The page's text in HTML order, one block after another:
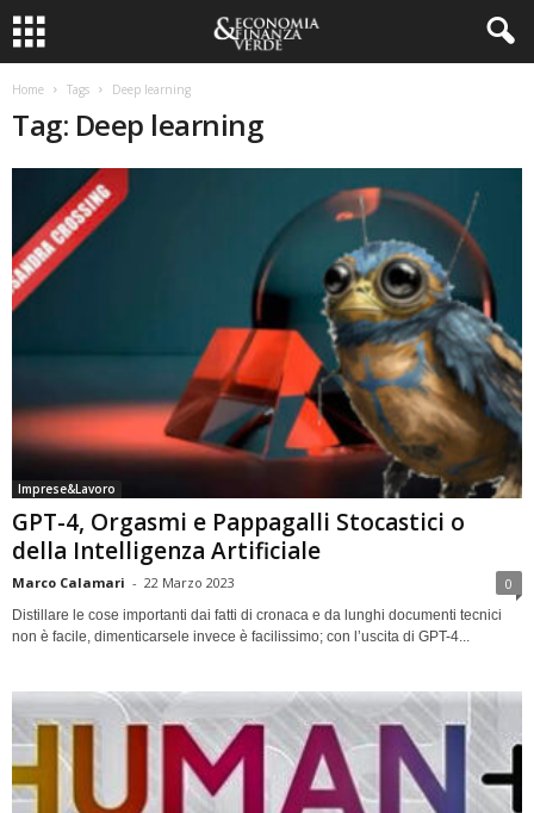
Home Tags Deep learning
Tag: Deep learning
Imprese&Lavoro
GPT-4, Orgasmi e Pappagalli Stocastici o
della Intelligenza Artificiale
Marco Calamari - 22 Marzo 2023 0
Distillare le cose importanti dai fatti di cronaca e da lunghi documenti tecnici
non è facile, dimenticarsele invece è facilissimo; con l’uscita di GPT-4...